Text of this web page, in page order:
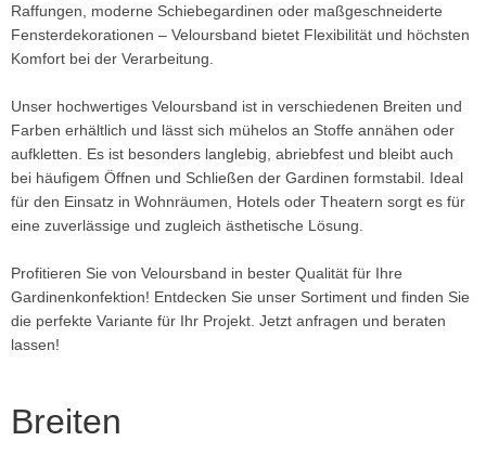
Raffungen, moderne Schiebegardinen oder maßgeschneiderte
Fensterdekorationen – Veloursband bietet Flexibilität und höchsten
Komfort bei der Verarbeitung.
Unser hochwertiges Veloursband ist in verschiedenen Breiten und
Farben erhältlich und lässt sich mühelos an Stoffe annähen oder
aufkletten. Es ist besonders langlebig, abriebfest und bleibt auch
bei häufigem Öffnen und Schließen der Gardinen formstabil. Ideal
für den Einsatz in Wohnräumen, Hotels oder Theatern sorgt es für
eine zuverlässige und zugleich ästhetische Lösung.
Profitieren Sie von Veloursband in bester Qualität für Ihre
Gardinenkonfektion! Entdecken Sie unser Sortiment und finden Sie
die perfekte Variante für Ihr Projekt. Jetzt anfragen und beraten
lassen!
Breiten